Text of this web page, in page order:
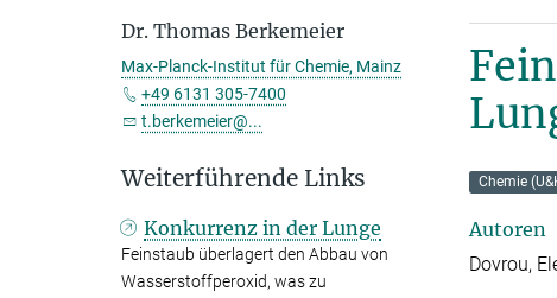
Chemie
Autoren
Dovrou,
Dr. Thomas Berkemeier
Max-Planck-Institut für Chemie, Mainz
+49 6131 305-7400
t.berkemeier@...
Weiterführende Links
Konkurrenz in der Lunge
Feinstaub überlagert den Abbau von
Wasserstoffperoxid, was zu